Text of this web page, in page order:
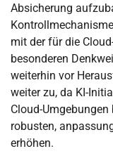
Absicherung
mit der für die
besonderen
weiterhin vor
weiter zu, da KI-
Cloud-
robusten,
erhöhen.